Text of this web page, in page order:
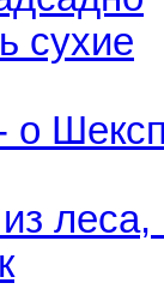
сухие
о
леса,